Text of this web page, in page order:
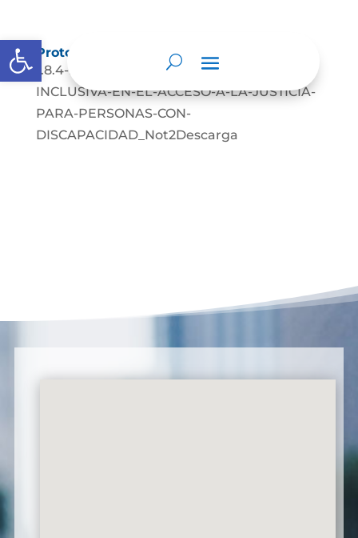
Abrir barra de herramientas
Protocolos de Atención
1.8.4-PROTOCOLOS-DE-ATENCION-
INCLUSIVA-EN-EL-ACCESO-A-LA-JUSTICIA-
PARA-PERSONAS-CON-
DISCAPACIDAD_Not2Descarga